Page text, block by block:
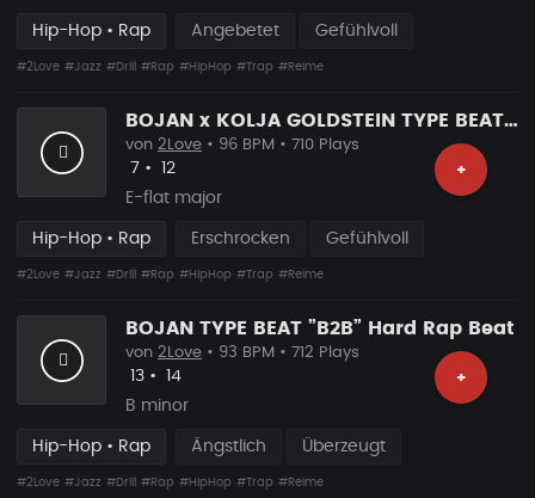
Hip-Hop • Rap Angebetet Gefühlvoll
#2Love #Jazz #Drill #Rap #HipHop #Trap #Reime
BOJAN x KOLJA GOLDSTEIN TYPE BEAT ”GESCHÄFTE” Hard Rap Beat
+
von 2Love • 96 BPM • 710 Plays
Likes
7 • Vorgeschlagen
12
E-flat major
Hip-Hop • Rap Erschrocken Gefühlvoll
#2Love #Jazz #Drill #Rap #HipHop #Trap #Reime
BOJAN TYPE BEAT ”B2B” Hard Rap Beat
+
von 2Love • 93 BPM • 712 Plays
Likes
13 • Vorgeschlagen
14
B minor
Hip-Hop • Rap Ängstlich Überzeugt
#2Love #Jazz #Drill #Rap #HipHop #Trap #Reime